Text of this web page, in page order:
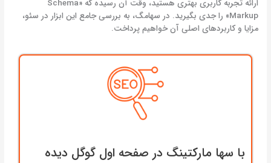
ارائه تجربه کاربری بهتری هستید، وقت آن رسیده که «Schema
Markup» را جدی بگیرید. در سهامگ، به بررسی جامع این ابزار در سئو،
مزایا و کاربردهای اصلی آن خواهیم پرداخت.
با سها مارکتینگ در صفحه اول گوگل دیده